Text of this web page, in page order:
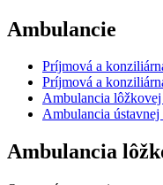
Ambulancie
Príjmová a
Príjmová a
Ambulancia
Ambulancia
Ambulancia